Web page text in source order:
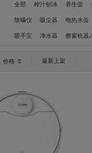
全部 榨汁刨冰 养生壶
除螨仪 吸尘器 电热水壶
暖手宝 净水器 擦窗机器
价格 最新上架